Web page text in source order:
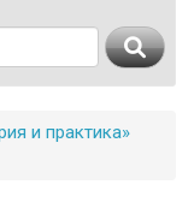
и практика»